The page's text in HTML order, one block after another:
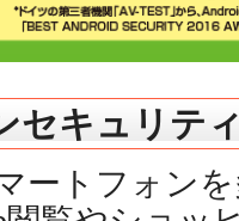
セキュリテ
ートフォン